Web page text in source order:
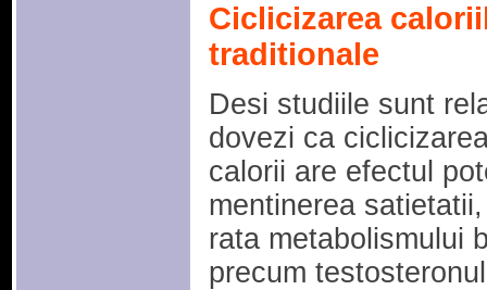
Ciclicizarea
traditionale
Desi studiile sunt
dovezi ca
calorii are efectul
mentinerea
rata metabolismului
precum